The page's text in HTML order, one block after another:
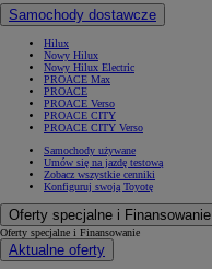
Samochody dostawcze
Hilux
Nowy Hilux
Nowy Hilux Electric
PROACE Max
PROACE
PROACE Verso
PROACE CITY
PROACE CITY Verso
Samochody używane
Umów się na jazdę testową
Zobacz wszystkie cenniki
Konfiguruj swoją Toyotę
Oferty specjalne i Finansowanie
Oferty specjalne i Finansowanie
Aktualne oferty